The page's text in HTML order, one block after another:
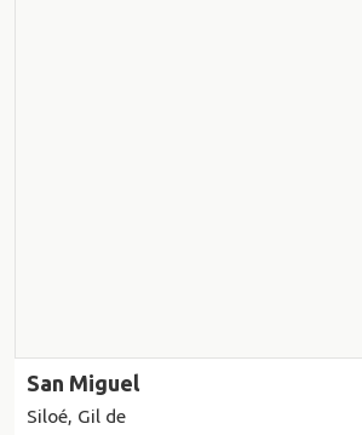
San Miguel
Siloé, Gil de